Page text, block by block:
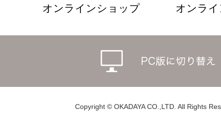
オンラインショップ
オンラ
Copyright © OKADAYA CO.,LTD. All Rights